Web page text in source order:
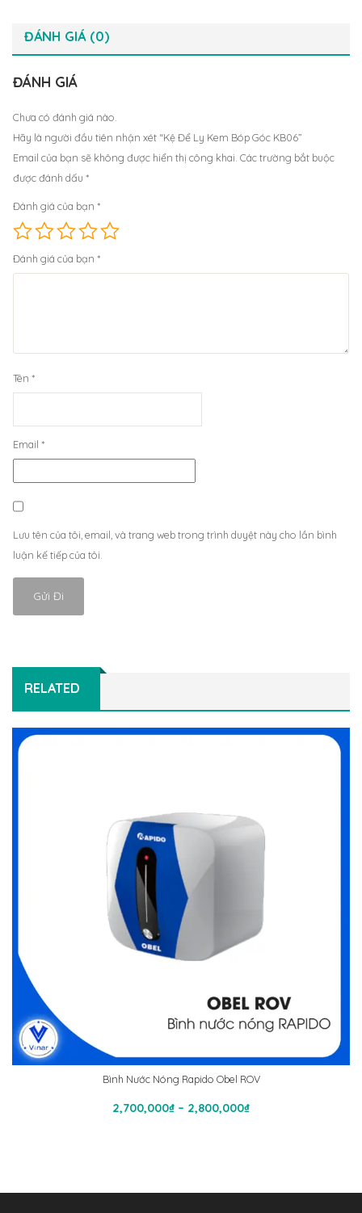
ĐÁNH GIÁ (0)
ĐÁNH GIÁ
Chưa có đánh giá nào.
Hãy là người đầu tiên nhận xét “Kệ Để Ly Kem Bóp Góc KB06”
Email của bạn sẽ không được hiển thị công khai. Các trường bắt buộc
được đánh dấu *
Đánh giá của bạn *
Đánh giá của bạn *
Tên *
Email *
Lưu tên của tôi, email, và trang web trong trình duyệt này cho lần bình
luận kế tiếp của tôi.
RELATED
Bình Nước Nóng Rapido Obel ROV
2,700,000₫ – 2,800,000₫Khoảng
Chọn